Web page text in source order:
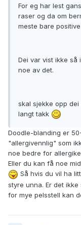
For eg har lest
raser og da om
meste bare
Dei var vist ikke så
noe av det.
skal sjekke opp
langt takk
Doodle-blanding er
"allergivennlig" som
noe bedre for
Eller du kan få noe
Så hvis du vil ha
styre unna. Er det
for mye pelsstell kan